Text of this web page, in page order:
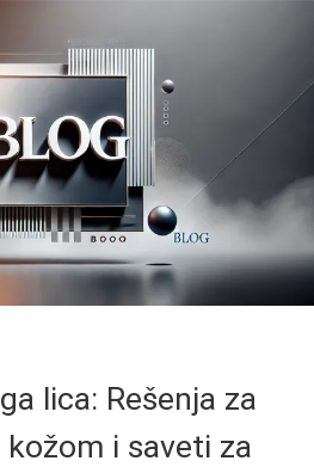
lica: Rešenja za
i saveti za